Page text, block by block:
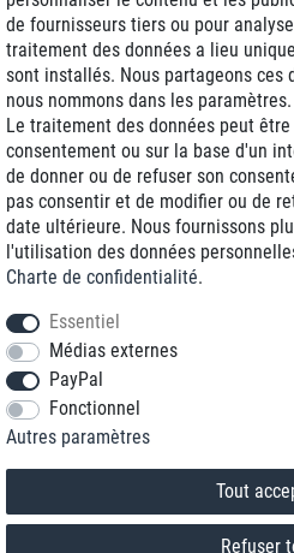
Frais
+33 1 70
* Vous pouvez nous joindre aux tarifs
de fournisseurs tiers ou pour
traitement des données a lieu
sont installés. Nous partageons ces
nous nommons dans les paramètres.
Le traitement des données peut
consentement ou sur la base d'un
de donner ou de refuser son
pas consentir et de modifier ou de
date ultérieure. Nous fournissons
l'utilisation des données
Charte de confidentialité.
Essentiel
Médias externes
PayPal
Fonctionnel
Autres paramètres
Tout
Refuser